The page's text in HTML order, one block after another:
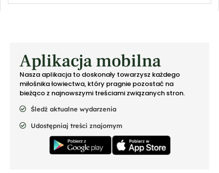
Aplikacja mobilna
Nasza aplikacja to doskonały towarzysz każdego
miłośnika łowiectwa, który pragnie pozostać na
bieżąco z najnowszymi treściami związanych stron.
Śledź aktualne wydarzenia
Udostępniaj treści znajomym